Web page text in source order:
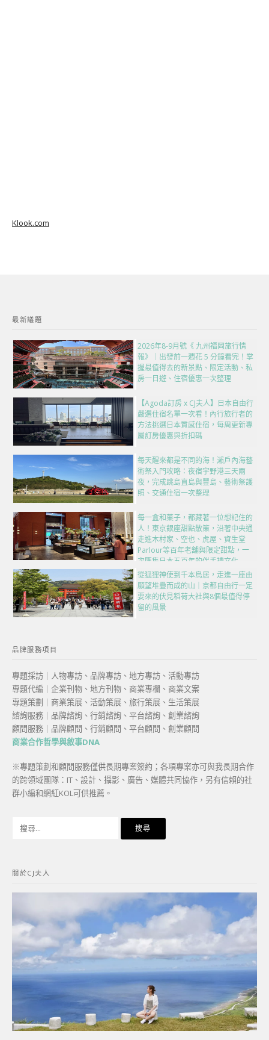
Klook.com
最新議題
2026年8-9月號《 九州福岡旅行情
報》｜出發前一週花 5 分鐘看完！掌
握最值得去的新景點、限定活動、私
房一日遊、住宿優惠一次整理
【Agoda訂房 x CJ夫人】日本自由行
嚴選住宿名單一次看！內行旅行者的
方法挑選日本質感住宿，每周更新專
屬訂房優惠與折扣碼
每天醒來都是不同的海！瀨戶內海藝
術祭入門攻略：夜宿宇野港三天兩
夜，完成跳島直島與豐島、藝術祭護
照、交通住宿一次整理
每一盒和菓子，都藏著一位想記住的
人！東京銀座甜點散策，沿著中央通
走進木村家、空也、虎屋、資生堂
Parlour等百年老舖與限定甜點，一
次匯集日本五百年的伴手禮文化
從狐狸神使到千本鳥居，走進一座由
願望堆疊而成的山｜京都自由行一定
要來的伏見稻荷大社與8個最值得停
留的風景
品牌服務項目
專題採訪｜人物專訪、品牌專訪、地方專訪、活動專訪
專題代編｜企業刊物、地方刊物、商業專欄、商業文案
專題策劃｜商業策展、活動策展、旅行策展、生活策展
諮詢服務｜品牌諮詢、行銷諮詢、平台諮詢、創業諮詢
顧問服務｜品牌顧問、行銷顧問、平台顧問、創業顧問
商業合作哲學與敘事DNA
※專題策劃和顧問服務僅供長期專案簽約；各項專案亦可與我長期合作
的跨領域團隊：IT、設計、攝影、廣告、媒體共同協作，另有信賴的社
群小編和網紅KOL可供推薦。
字:
關於CJ夫人